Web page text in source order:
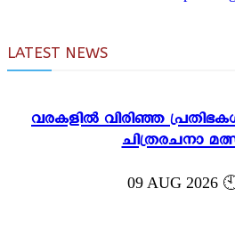
LATEST NEWS
വരകളിൽ വിരിഞ്ഞ
ചിത്രരചനാ
09 AUG 2026